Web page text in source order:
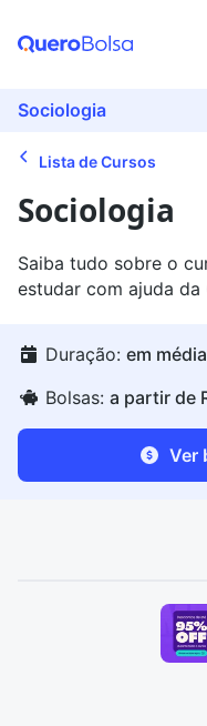
Sociologia
Lista de Cursos
Sociologia
Saiba tudo sobre o
estudar com ajuda da
Duração: em
Bolsas: a partir de
Ver